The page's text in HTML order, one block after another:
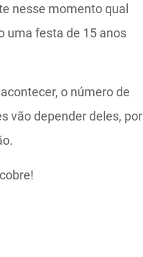
nesse momento qual
uma festa de 15 anos
o número de
vão depender deles, por